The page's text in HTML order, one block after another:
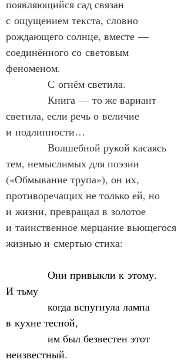
появляющийся сад связан
с ощущением текста, словно
рождающего солнце, вместе —
соединённого со световым
феноменом.
С огнём светила.
Книга — то же вариант
светила, если речь о величие
и подлинности…
Волшебной рукой касаясь
тем, немыслимых для поэзии
(«Обмывание трупа»), он их,
противоречащих не только ей, но
и жизни, превращал в золотое
и таинственное мерцание вьющегося
жизнью и смертью стиха:
Они привыкли к этому.
И тьму
когда вспугнула лампа
в кухне тесной,
им был безвестен этот
неизвестный.